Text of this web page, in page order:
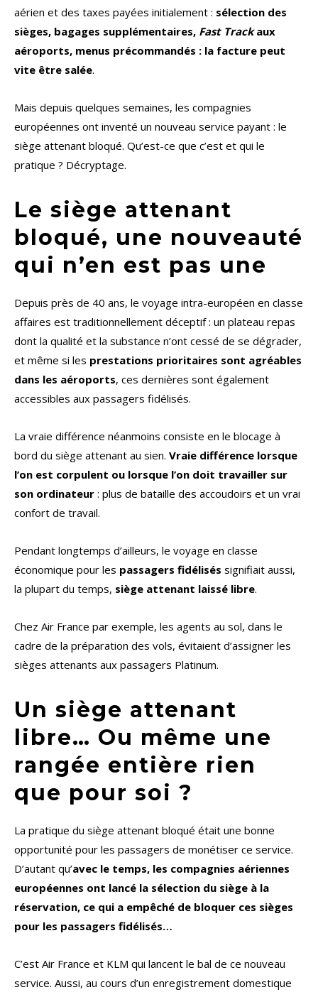
aérien et des taxes payées initialement : sélection des
sièges, bagages supplémentaires, Fast Trackaux
aéroports, menus précommandés : la facture peut
vite être salée.
Mais depuis quelques semaines, les compagnies
européennes ont inventé un nouveau service payant : le
siège attenant bloqué. Qu’est-ce que c’est et qui le
pratique ? Décryptage.
Le siège attenant
bloqué, une nouveauté
qui n’en est pas une
Depuis près de 40 ans, le voyage intra-européen en classe
affaires est traditionnellement déceptif : un plateau repas
dont la qualité et la substance n’ont cessé de se dégrader,
et même si les prestations prioritaires sont agréables
dans les aéroports, ces dernières sont également
accessibles aux passagers fidélisés.
La vraie différence néanmoins consiste en le blocage à
bord du siège attenant au sien. Vraie différence lorsque
l’on est corpulent ou lorsque l’on doit travailler sur
son ordinateur : plus de bataille des accoudoirs et un vrai
confort de travail.
Pendant longtemps d’ailleurs, le voyage en classe
économique pour les passagers fidélisés signifiait aussi,
la plupart du temps, siège attenant laissé libre.
Chez Air France par exemple, les agents au sol, dans le
cadre de la préparation des vols, évitaient d’assigner les
sièges attenants aux passagers Platinum.
Un siège attenant
libre… Ou même une
rangée entière rien
que pour soi ?
La pratique du siège attenant bloqué était une bonne
opportunité pour les passagers de monétiser ce service.
D’autant qu’avec le temps, les compagnies aériennes
européennes ont lancé la sélection du siège à la
réservation, ce qui a empêché de bloquer ces sièges
pour les passagers fidélisés…
C’est Air France et KLM qui lancent le bal de ce nouveau
service. Aussi, au cours d’un enregistrement domestique